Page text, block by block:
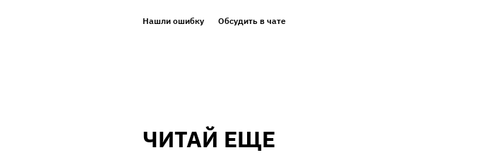
Нашли ошибку Обсудить в чате
ЧИТАЙ ЕЩЕ